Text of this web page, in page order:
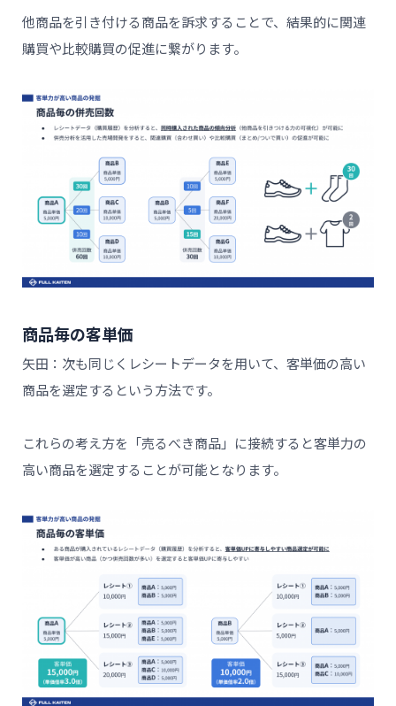
他商品を引き付ける商品を訴求することで、結果的に関連
購買や比較購買の促進に繋がります。
商品毎の客単価
矢田：次も同じくレシートデータを用いて、客単価の高い
商品を選定するという方法です。
これらの考え方を「売るべき商品」に接続すると客単力の
高い商品を選定することが可能となります。